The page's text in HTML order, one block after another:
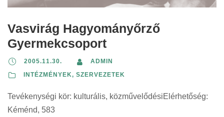
Vasvirág Hagyományőrző
Gyermekcsoport
2005.11.30.
ADMIN
INTÉZMÉNYEK, SZERVEZETEK
Tevékenységi kör: kulturális, közművelődésiElérhetőség:
Kéménd, 583